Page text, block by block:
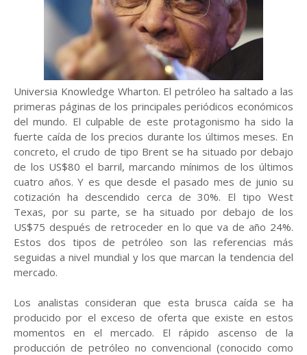
Universia Knowledge Wharton. El petróleo ha saltado a las
primeras páginas de los principales periódicos económicos
del mundo. El culpable de este protagonismo ha sido la
fuerte caída de los precios durante los últimos meses. En
concreto, el crudo de tipo Brent se ha situado por debajo
de los US$80 el barril, marcando mínimos de los últimos
cuatro años. Y es que desde el pasado mes de junio su
cotización ha descendido cerca de 30%. El tipo West
Texas, por su parte, se ha situado por debajo de los
US$75 después de retroceder en lo que va de año 24%.
Estos dos tipos de petróleo son las referencias más
seguidas a nivel mundial y los que marcan la tendencia del
mercado.
Los analistas consideran que esta brusca caída se ha
producido por el exceso de oferta que existe en estos
momentos en el mercado. El rápido ascenso de la
producción de petróleo no convencional (conocido como